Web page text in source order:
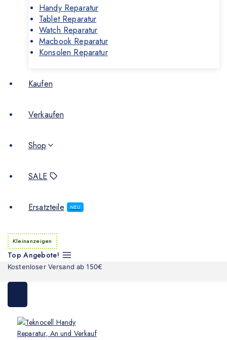
Handy Reparatur
Tablet Reparatur
Watch Reparatur
Macbook Reparatur
Konsolen Reparatur
Kaufen
Verkaufen
Shop
SALE
Ersatzteile NEU
Kleinanzeigen
Top Angebote!
Kostenloser Versand ab 150€